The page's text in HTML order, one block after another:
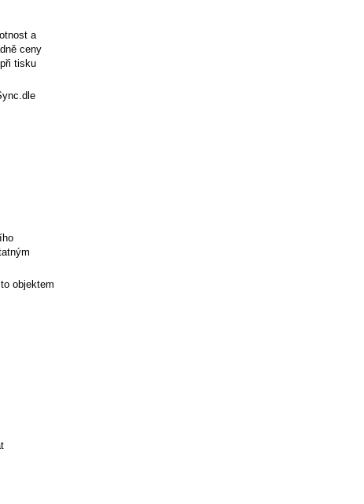
a
ceny
tisku
objektem